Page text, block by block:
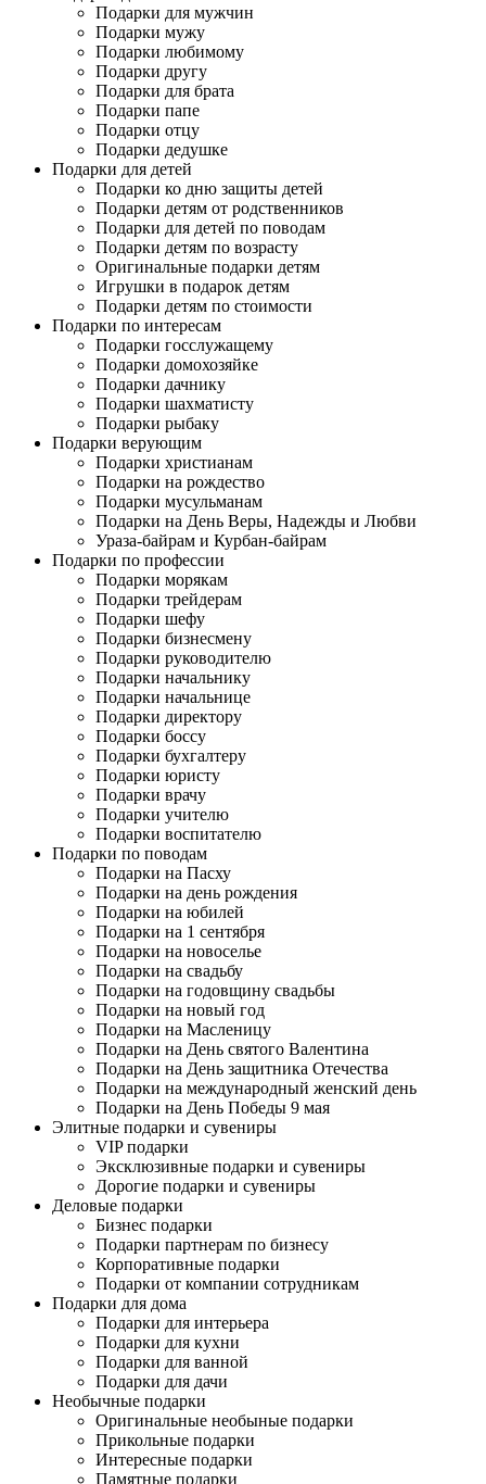
Подарки для мужчин
Подарки мужу
Подарки любимому
Подарки другу
Подарки для брата
Подарки папе
Подарки отцу
Подарки дедушке
Подарки для детей
Подарки ко дню защиты детей
Подарки детям от родственников
Подарки для детей по поводам
Подарки детям по возрасту
Оригинальные подарки детям
Игрушки в подарок детям
Подарки детям по стоимости
Подарки по интересам
Подарки госслужащему
Подарки домохозяйке
Подарки дачнику
Подарки шахматисту
Подарки рыбаку
Подарки верующим
Подарки христианам
Подарки на рождество
Подарки мусульманам
Подарки на День Веры, Надежды и Любви
Ураза-байрам и Курбан-байрам
Подарки по профессии
Подарки морякам
Подарки трейдерам
Подарки шефу
Подарки бизнесмену
Подарки руководителю
Подарки начальнику
Подарки начальнице
Подарки директору
Подарки боссу
Подарки бухгалтеру
Подарки юристу
Подарки врачу
Подарки учителю
Подарки воспитателю
Подарки по поводам
Подарки на Пасху
Подарки на день рождения
Подарки на юбилей
Подарки на 1 сентября
Подарки на новоселье
Подарки на свадьбу
Подарки на годовщину свадьбы
Подарки на новый год
Подарки на Масленицу
Подарки на День святого Валентина
Подарки на День защитника Отечества
Подарки на международный женский день
Подарки на День Победы 9 мая
Элитные подарки и сувениры
VIP подарки
Эксклюзивные подарки и сувениры
Дорогие подарки и сувениры
Деловые подарки
Бизнес подарки
Подарки партнерам по бизнесу
Корпоративные подарки
Подарки от компании сотрудникам
Подарки для дома
Подарки для интерьера
Подарки для кухни
Подарки для ванной
Подарки для дачи
Необычные подарки
Оригинальные необыные подарки
Прикольные подарки
Интересные подарки
Памятные подарки